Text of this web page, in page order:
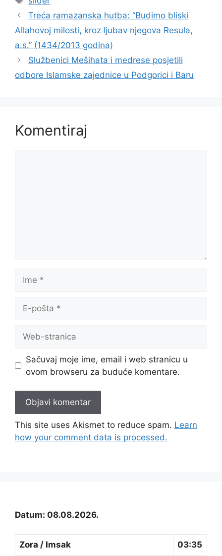
Treća ramazanska hutba: “Budimo bliski
Allahovoj milosti, kroz ljubav njegova Resula,
a.s.” (1434/2013 godina)
Službenici Mešihata i medrese posjetili
odbore Islamske zajednice u Podgorici i Baru
Komentiraj
pošta
stranica
Sačuvaj moje ime, email i web stranicu u
ovom browseru za buduće komentare.
This site uses Akismet to reduce spam. Learn
how your comment data is processed.
Datum: 08.08.2026.
Zora / Imsak 03:35